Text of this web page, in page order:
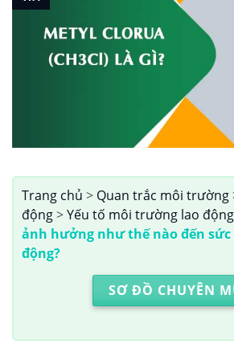
Trang chủ > Quan trắc môi trường
động>Yếu tố môi trường lao động
ảnh hưởng như thế nào đến
động?
SƠ ĐỒ CHUYÊN